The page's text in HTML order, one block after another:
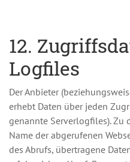
12.
Logfiles
Der Anbieter
erhebt Daten über jeden
genannte Serverlogfiles). Zu
Name der abgerufenen
des Abrufs, übertragene